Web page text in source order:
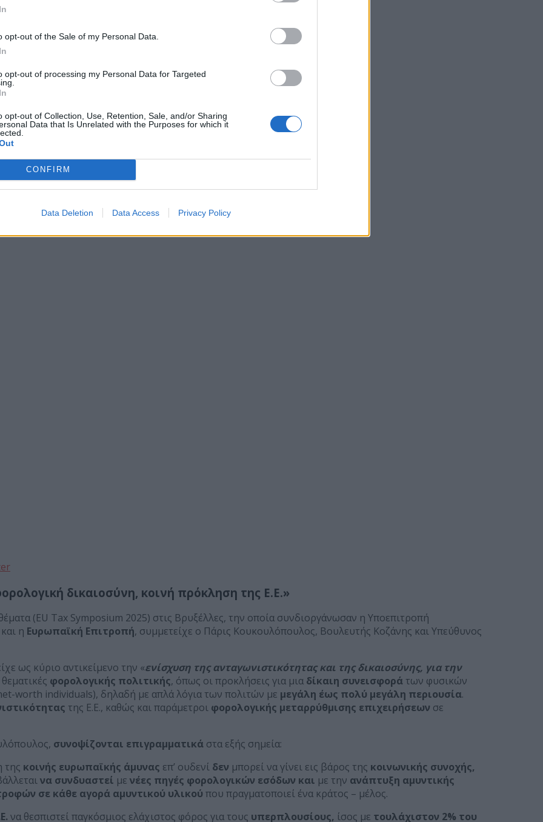
opt-out of the Sale of my Personal Data.
opt-out of processing my Personal Data for Targeted
opt-out of Collection, Use, Retention, Sale, and/or Sharing
Data that Is Unrelated with the Purposes for which it
CONFIRM
Data Deletion Data Access Privacy Policy
δικαιοσύνη, κοινή πρόκληση της Ε.Ε.»
(EU Tax Symposium 2025) στις Βρυξέλλες, την οποία συνδιοργάνωσαν η Υποεπιτροπή
και η Ευρωπαϊκή Επιτροπή, συμμετείχε ο Πάρις Κουκουλόπουλος, Βουλευτής Κοζάνης και Υπεύθυνος
ως κύριο αντικείμενο την «ενίσχυση της ανταγωνιστικότητας και της δικαιοσύνης, για την
θεματικές φορολογικής πολιτικής, όπως οι προκλήσεις για μια δίκαιη συνεισφορά των φυσικών
worth individuals), δηλαδή με απλά λόγια των πολιτών με μεγάλη έως πολύ μεγάλη περιουσία.
της Ε.Ε., καθώς και παράμετροι φορολογικής μεταρρύθμισης επιχειρήσεων σε
συνοψίζονται επιγραμματικά στα εξής σημεία:
της κοινής ευρωπαϊκής άμυνας επ’ ουδενί δεν μπορεί να γίνει εις βάρος της κοινωνικής συνοχής,
να συνδυαστεί με νέες πηγές φορολογικών εσόδων και με την ανάπτυξη αμυντικής
σε κάθε αγορά αμυντικού υλικού που πραγματοποιεί ένα κράτος – μέλος.
να θεσπιστεί παγκόσμιος ελάχιστος φόρος για τους υπερπλουσίους, ίσος με τουλάχιστον 2% του